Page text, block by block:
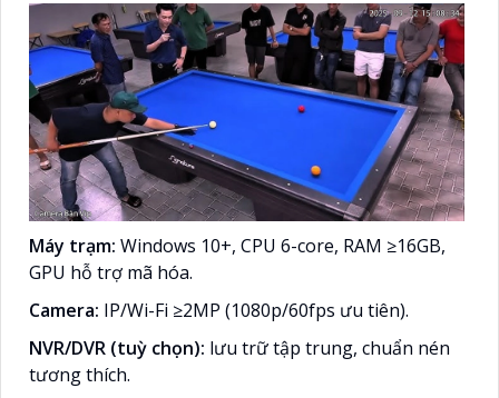
Máy trạm: Windows 10+, CPU 6-core, RAM ≥16GB,
GPU hỗ trợ mã hóa.
Camera: IP/Wi-Fi ≥2MP (1080p/60fps ưu tiên).
NVR/DVR (tuỳ chọn): lưu trữ tập trung, chuẩn nén
tương thích.